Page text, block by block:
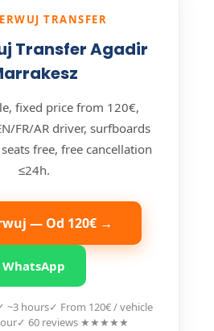
TRANSFER
Transfer Agadir
fixed price from 120€,
FR/AR driver, surfboards
free, free cancellation
≤24h.
— Od 120€ →
WhatsApp
~3 hours✓ From 120€ / vehicle
✓ 60 reviews ★★★★★